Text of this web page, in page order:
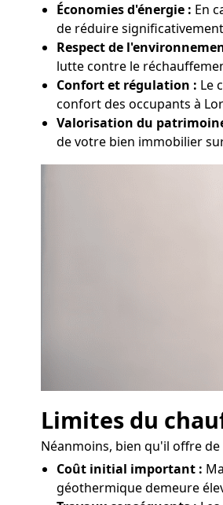
Économies d'énergie : En
de réduire
Respect de
lutte contre le
Confort et régulation : Le
confort des occupants à
Valorisation du
de votre bien immobilier
Limites du
Néanmoins, bien qu'il offre
Coût initial important :
géothermique demeure